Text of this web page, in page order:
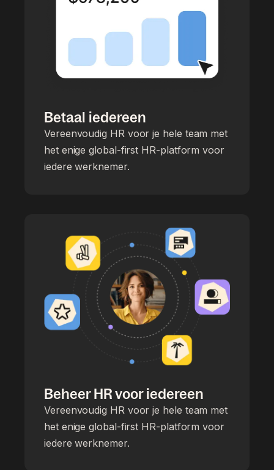
Betaal iedereen
Vereenvoudig HR voor je hele team met
het enige global-first HR-platform voor
iedere werknemer.
Beheer HR voor iedereen
Vereenvoudig HR voor je hele team met
het enige global-first HR-platform voor
iedere werknemer.